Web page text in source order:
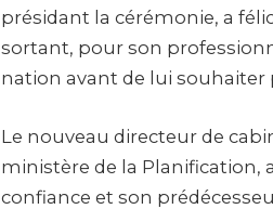
présidant la cérémonie, a
sortant, pour son
nation avant de lui souhaiter
Le nouveau directeur de
ministère de la Planification,
confiance et son